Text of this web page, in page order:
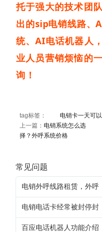
托于强大的技术团
出的sip电销线路、
统、AI电话机器人
业人员营销烦恼的
询！
tag标签： 电销卡一天可
上一篇： 电销系统怎么选
择？外呼系统价格
常见问题
电销外呼线路租赁，外呼
电销电话卡经常被封停封
百应电话机器人功能介绍